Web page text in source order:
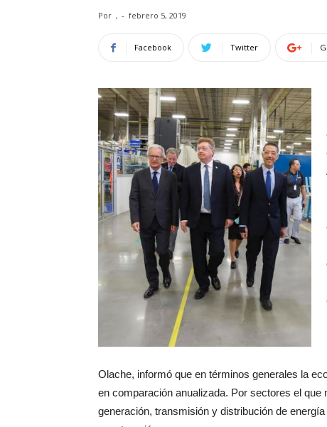
Por . - febrero 5, 2019
Facebook Twitter
Olache, informó que en términos generales la
en comparación anualizada. Por sectores el
generación, transmisión y distribución de